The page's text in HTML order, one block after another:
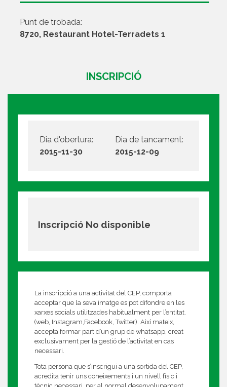
Punt de trobada:
8720, Restaurant Hotel-Terradets 1
INSCRIPCIÓ
Dia d'obertura:
2015-11-30
Dia de tancament:
2015-12-09
Inscripció No disponible
La inscripció a una activitat del CEP, comporta
acceptar que la seva imatge es pot difondre en les
xarxes socials utilitzades habitualment per l’entitat.
(web, Instagram,Facebook, Twitter). Així mateix,
accepta formar part d’un grup de whatsapp, creat
exclusivament per la gestió de l’activitat en cas
necessari.
Tota persona que s’inscrigui a una sortida del CEP,
acredita tenir uns coneixements i un nivell físic i